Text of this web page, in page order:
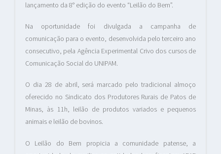
lançamento da 8° edição do evento “Leilão do Bem”.
Na oportunidade foi divulgada a campanha de
comunicação para o evento, desenvolvida pelo terceiro ano
consecutivo, pela Agência Experimental Crivo dos cursos de
Comunicação Social do UNIPAM.
O dia 28 de abril, será marcado pelo tradicional almoço
oferecido no Sindicato dos Produtores Rurais de Patos de
Minas, às 11h, leilão de produtos variados e pequenos
animais e leilão de bovinos.
O Leilão do Bem propicia a comunidade patense, a